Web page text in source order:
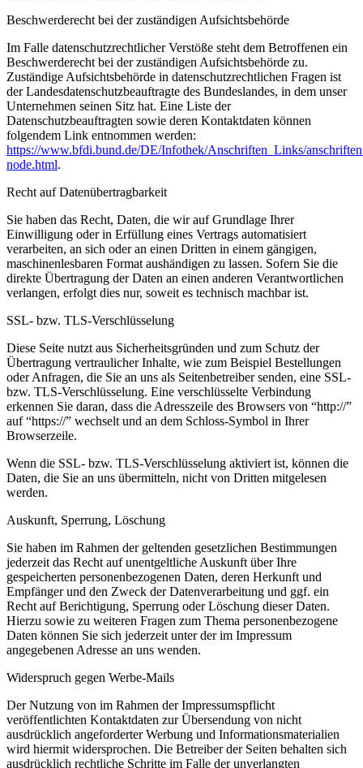
Beschwerderecht bei der zuständigen Aufsichtsbehörde
Im Falle datenschutzrechtlicher Verstöße steht dem Betroffenen ein
Beschwerderecht bei der zuständigen Aufsichtsbehörde zu.
Zuständige Aufsichtsbehörde in datenschutzrechtlichen Fragen ist
der Landesdatenschutzbeauftragte des Bundeslandes, in dem unser
Unternehmen seinen Sitz hat. Eine Liste der
Datenschutzbeauftragten sowie deren Kontaktdaten können
folgendem Link entnommen werden:
https://www.bfdi.bund.de/DE/Infothek/Anschriften_Links/
node.html.
Recht auf Datenübertragbarkeit
Sie haben das Recht, Daten, die wir auf Grundlage Ihrer
Einwilligung oder in Erfüllung eines Vertrags automatisiert
verarbeiten, an sich oder an einen Dritten in einem gängigen,
maschinenlesbaren Format aushändigen zu lassen. Sofern Sie die
direkte Übertragung der Daten an einen anderen Verantwortlichen
verlangen, erfolgt dies nur, soweit es technisch machbar ist.
SSL- bzw. TLS-Verschlüsselung
Diese Seite nutzt aus Sicherheitsgründen und zum Schutz der
Übertragung vertraulicher Inhalte, wie zum Beispiel Bestellungen
oder Anfragen, die Sie an uns als Seitenbetreiber senden, eine SSL-
bzw. TLS-Verschlüsselung. Eine verschlüsselte Verbindung
erkennen Sie daran, dass die Adresszeile des Browsers von “http://”
auf “https://” wechselt und an dem Schloss-Symbol in Ihrer
Browserzeile.
Wenn die SSL- bzw. TLS-Verschlüsselung aktiviert ist, können die
Daten, die Sie an uns übermitteln, nicht von Dritten mitgelesen
werden.
Auskunft, Sperrung, Löschung
Sie haben im Rahmen der geltenden gesetzlichen Bestimmungen
jederzeit das Recht auf unentgeltliche Auskunft über Ihre
gespeicherten personenbezogenen Daten, deren Herkunft und
Empfänger und den Zweck der Datenverarbeitung und ggf. ein
Recht auf Berichtigung, Sperrung oder Löschung dieser Daten.
Hierzu sowie zu weiteren Fragen zum Thema personenbezogene
Daten können Sie sich jederzeit unter der im Impressum
angegebenen Adresse an uns wenden.
Widerspruch gegen Werbe-Mails
Der Nutzung von im Rahmen der Impressumspflicht
veröffentlichten Kontaktdaten zur Übersendung von nicht
ausdrücklich angeforderter Werbung und Informationsmaterialien
wird hiermit widersprochen. Die Betreiber der Seiten behalten sich
ausdrücklich rechtliche Schritte im Falle der unverlangten